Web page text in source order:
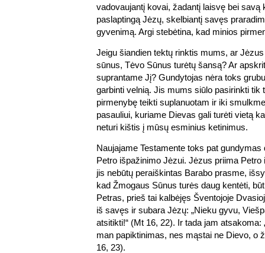
vadovaujantį kovai, žadantį laisvę bei savą
paslaptingą Jėzų, skelbiantį savęs
gyvenimą. Argi stebėtina, kad minios
Jeigu šiandien tektų rinktis mums, ar
sūnus, Tėvo Sūnus turėtų šansą? Ar
suprantame Jį? Gundytojas nėra toks
garbinti velnią. Jis mums siūlo pasirinkti tik
pirmenybę teikti suplanuotam ir iki
pasauliui, kuriame Dievas gali turėti vietą
neturi kištis į mūsų esminius ketinimus.
Naujajame Testamente toks pat
Petro išpažinimo Jėzui. Jėzus priima Petro
jis nebūtų peraiškintas Barabo prasme,
kad Žmogaus Sūnus turės daug kentėti,
Petras, prieš tai kalbėjęs Šventojoje
iš savęs ir subara Jėzų: „Nieku gyvu,
atsitikti!“ (Mt 16, 22). Ir tada jam atsakoma:
man papiktinimas, nes mąstai ne Dievo, o
16, 23).